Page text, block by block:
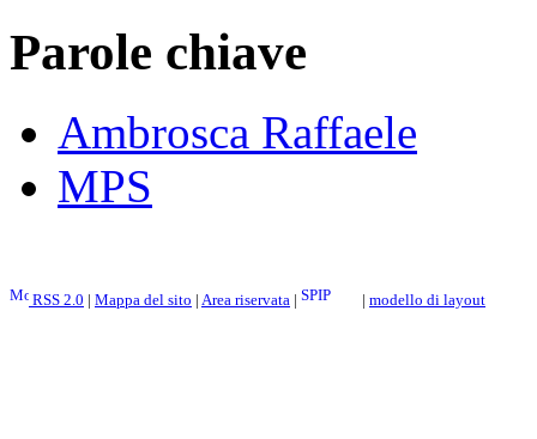
Parole chiave
Ambrosca Raffaele
MPS
RSS 2.0 | Mappa del sito | Area riservata | | modello di layout